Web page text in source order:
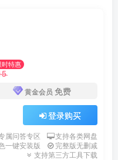
时特惠
黄金会员 免费
登录购买
属问答专区
支持各类网盘
一键安装版
完整版无删减
支持第三方工具下载